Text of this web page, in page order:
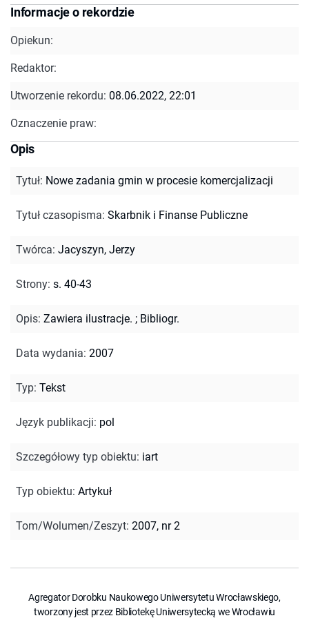
Informacje o rekordzie
Opiekun:
Redaktor:
Utworzenie rekordu: 08.06.2022, 22:01
Oznaczenie praw:
Opis
Tytuł: Nowe zadania gmin w procesie komercjalizacji
Tytuł czasopisma: Skarbnik i Finanse Publiczne
Twórca: Jacyszyn, Jerzy
Strony: s. 40-43
Opis: Zawiera ilustracje. ; Bibliogr.
Data wydania: 2007
Typ: Tekst
Język publikacji: pol
Szczegółowy typ obiektu: iart
Typ obiektu: Artykuł
Tom/Wolumen/Zeszyt: 2007, nr 2
Agregator Dorobku Naukowego Uniwersytetu Wrocławskiego,
tworzony jest przez Bibliotekę Uniwersytecką we Wrocławiu